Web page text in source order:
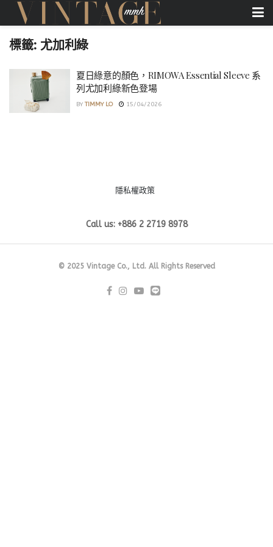
標籤: 尤加利綠
夏日綠意的顏色，RIMOWA Essential Sleeve 系
列尤加利綠新色登場
BY TIMMY LO 15/04/2026
隱私權政策
Call us: +886 2 2719 8978
© 2025 Vintage Co., Ltd. All Rights Reserved